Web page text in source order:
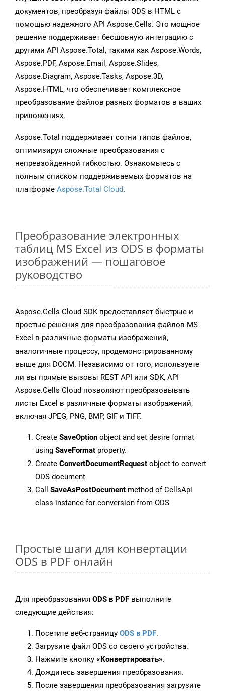
документов, преобразуя файлы ODS в HTML с
помощью надежного API Aspose.Cells. Это мощное
решение поддерживает бесшовную интеграцию с
другими API Aspose.Total, такими как Aspose.Words,
Aspose.PDF, Aspose.Email, Aspose.Slides,
Aspose.Diagram, Aspose.Tasks, Aspose.3D,
Aspose.HTML, что обеспечивает комплексное
преобразование файлов разных форматов в ваших
приложениях.
Aspose.Total поддерживает сотни типов файлов,
оптимизируя сложные преобразования с
непревзойденной гибкостью. Ознакомьтесь с
полным списком поддерживаемых форматов на
платформе Aspose.Total Cloud.
Преобразование электронных
таблиц MS Excel из ODS в форматы
изображений — пошаговое
руководство
Aspose.Cells Cloud SDK предоставляет быстрые и
простые решения для преобразования файлов MS
Excel в различные форматы изображений,
аналогичные процессу, продемонстрированному
выше для DOCM. Независимо от того, используете
ли вы прямые вызовы REST API или SDK, API
Aspose.Cells Cloud позволяют преобразовывать
листы Excel в различные форматы изображений,
включая JPEG, PNG, BMP, GIF и TIFF.
Create SaveOption object and set desire format
using SaveFormat property.
Create ConvertDocumentRequest object to convert
ODS document
Call SaveAsPostDocument method of CellsApi
class instance for conversion from ODS
Простые шаги для конвертации
ODS в PDF онлайн
Для преобразования ODS в PDF выполните
следующие действия:
Посетите веб-страницу ODS в PDF.
Загрузите файл ODS со своего устройства.
Нажмите кнопку «Конвертировать».
Дождитесь завершения преобразования.
После завершения преобразования загрузите